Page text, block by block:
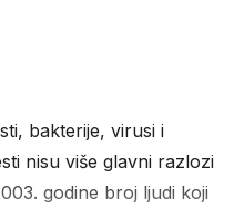
bakterije, virusi i
nisu više glavni razlozi
godine broj ljudi koji